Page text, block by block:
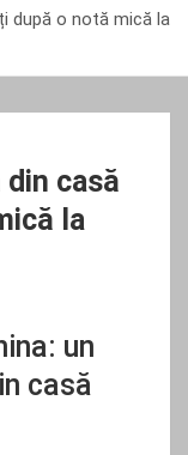
după o notă mică la
casă
la
un
casă